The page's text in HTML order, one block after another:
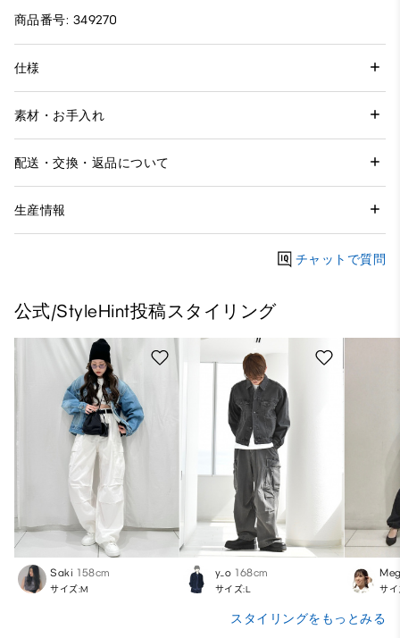
商品番号: 349270
仕様
素材・お手入れ
配送・交換・返品について
生産情報
チャットで質問
公式/StyleHint投稿スタイリング
Saki 158cm
サイズ:M
y_o 168cm
サイズ:L サイ
スタイリングをもっとみる